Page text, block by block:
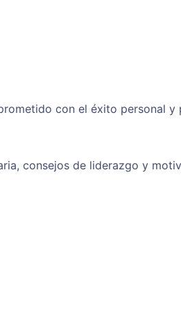
con el éxito personal y
consejos de liderazgo y